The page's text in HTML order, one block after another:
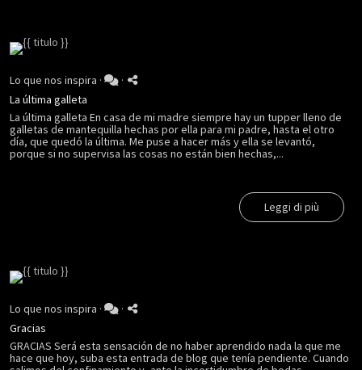
Lo que nos inspira ·
·
La última galleta
La última galleta En casa de mi madre siempre hay un tupper lleno de
galletas de mantequilla hechas por ella para mi padre, hasta el otro
día, que quedó la última. Me puse a hacer más y ella se levantó,
porque si no supervisa las cosas no están bien hechas,...
Leggi di più
Lo que nos inspira ·
·
Gracias
GRACIAS Será esta sensación de no haber aprendido nada la que me
hace que hoy, suba esta entrada de blog que tenía pendiente. Cuando